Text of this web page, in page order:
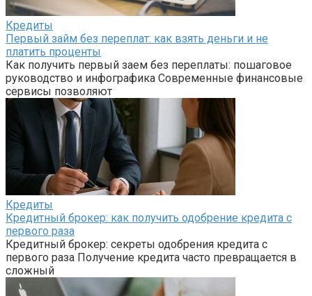
Кредиты
Первый займ без переплат: как взять деньги и не
платить проценты
Как получить первый заем без переплаты: пошаговое
руководство и инфографика Современные финансовые
сервисы позволяют
Кредиты
Кредитный брокер: как получить одобрение кредита с
первого раза
Кредитный брокер: секреты одобрения кредита с
первого раза Получение кредита часто превращается в
сложный